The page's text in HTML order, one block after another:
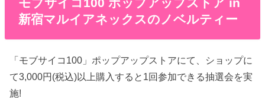
新宿マルイアネックスのノベルティー
「モブサイコ100」ポップアップストアにて、ショップに
て3,000円(税込)以上購入すると1回参加できる抽選会を実
施!